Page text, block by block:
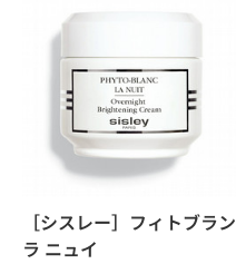
［シスレー］フィトブラン
ラ ニュイ